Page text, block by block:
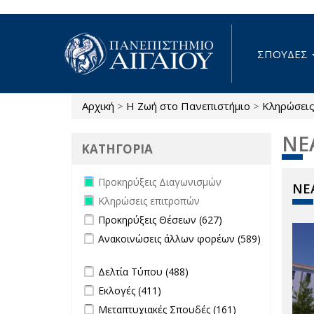
ΣΠΟΥΔΕΣ
Είστε εδώ
Αρχική > Η Ζωή στο Πανεπιστήμιο >
ΚΑΤΗΓΟΡΙΑ
Remove Προκηρύξεις Διαγωνισμών
filter
Προκηρύξεις Διαγωνισμών
Remove Κληρώσεις επιτροπών filter
Κληρώσεις επιτροπών
Apply Προκηρύξεις Θέσεων filter
Προκηρύξεις Θέσεων (627)
Θέσεων
Apply Ανακοινώσεις άλλων φορέων
Ανακοινώσεις άλλων φορέων (589)
Apply Δελτία Τύπου filter
Δελτία Τύπου (488)
Apply Εκλογές filter
Εκλογές (411)
Apply Μεταπτυχιακές Σπουδές filter
Μεταπτυχιακές Σπουδές (161)